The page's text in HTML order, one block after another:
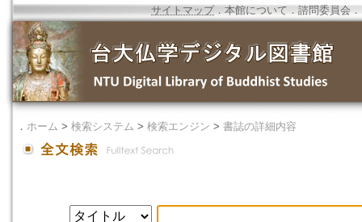
サイトマップ．本館について ． 諮問委員会 ．
． ホーム > 検索システム > 検索エンジン > 書誌の詳細内容